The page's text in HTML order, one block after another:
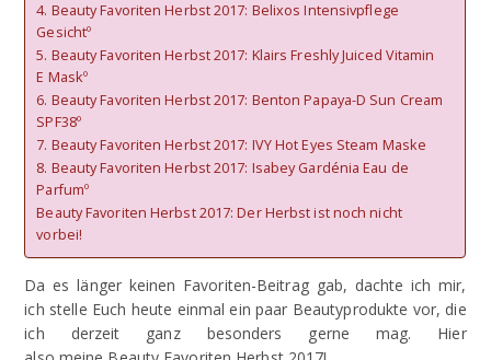
4. Beauty Favoriten Herbst 2017: Belixos Intensivpflege
Gesichtº
5. Beauty Favoriten Herbst 2017: Klairs Freshly Juiced Vitamin
E Maskº
6. Beauty Favoriten Herbst 2017: Benton Papaya-D Sun Cream
SPF38º
7. Beauty Favoriten Herbst 2017: IVY Hot Eyes Steam Maske
8. Beauty Favoriten Herbst 2017: Isabey Gardénia Eau de
Parfumº
Beauty Favoriten Herbst 2017: Der Herbst ist noch nicht
vorbei!
Da es länger keinen Favoriten-Beitrag gab, dachte ich mir,
ich stelle Euch heute einmal ein paar Beautyprodukte vor, die
ich derzeit ganz besonders gerne mag. Hier